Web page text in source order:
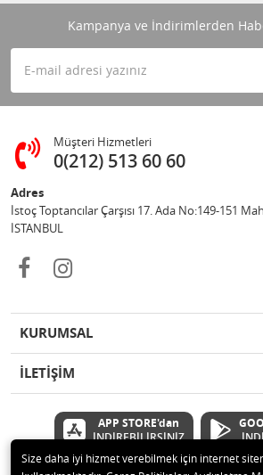
Kampanya ve İndirimlerden
Müşteri Hizmetleri
0(212) 513 60 60
Adres
İstoç Toptancılar Çarşısı 17. Ada No:149-151
İSTANBUL
KURUMSAL
İLETİŞİM
APP STORE'dan
İNDİREBİLİRSİNİZ
Size daha iyi hizmet verebilmek için internet